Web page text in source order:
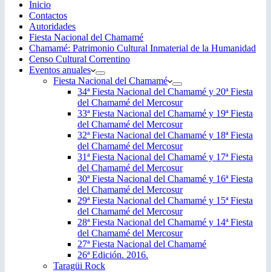
Inicio
Contactos
Autoridades
Fiesta Nacional del Chamamé
Chamamé: Patrimonio Cultural Inmaterial de la Humanidad
Censo Cultural Correntino
Eventos anuales
Fiesta Nacional del Chamamé
34ª Fiesta Nacional del Chamamé y 20ª Fiesta
del Chamamé del Mercosur
33ª Fiesta Nacional del Chamamé y 19ª Fiesta
del Chamamé del Mercosur
32ª Fiesta Nacional del Chamamé y 18ª Fiesta
del Chamamé del Mercosur
31ª Fiesta Nacional del Chamamé y 17ª Fiesta
del Chamamé del Mercosur
30ª Fiesta Nacional del Chamamé y 16ª Fiesta
del Chamamé del Mercosur
29ª Fiesta Nacional del Chamamé y 15ª Fiesta
del Chamamé del Mercosur
28ª Fiesta Nacional del Chamamé y 14ª Fiesta
del Chamamé del Mercosur
27ª Fiesta Nacional del Chamamé
26ª Edición. 2016.
Taragüi Rock